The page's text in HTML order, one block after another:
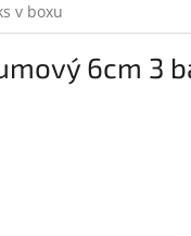
v boxu
6cm 3